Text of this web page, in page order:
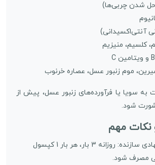
شدن چربی‌ها)
آنتی‌اکسیدانی)
کلسیم، منیزیم
موم زنبور عسل، عصاره خرنوب
سویا یا فرآورده‌های زنبور عسل، پیش از
شود.
نکات مهم
3 بار، هر بار 1 کپسول
مصرف شود.